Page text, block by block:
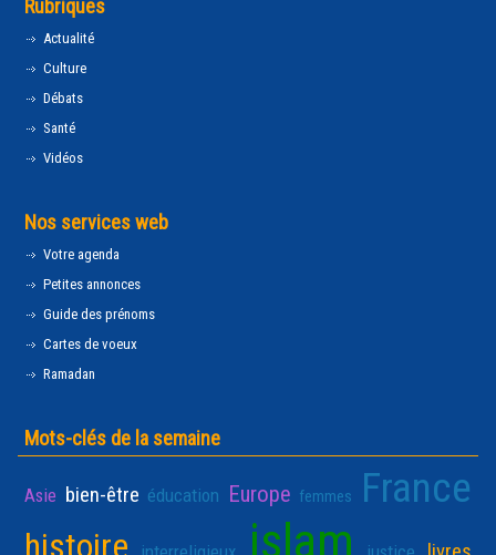
Rubriques
Actualité
Culture
Débats
Santé
Vidéos
Nos services web
Votre agenda
Petites annonces
Guide des prénoms
Cartes de voeux
Ramadan
Mots-clés de la semaine
Asie bien-être éducation Europe femmes France
histoire islam